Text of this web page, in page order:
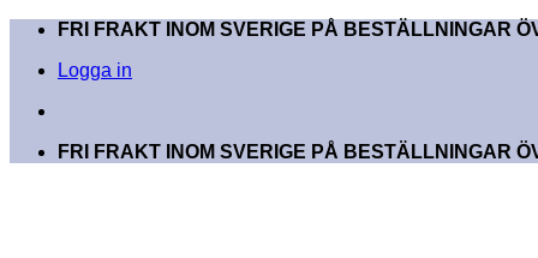
Skip
content
FRI FRAKT INOM SVERIGE PÅ BESTÄLLNINGAR
Logga in
FRI FRAKT INOM SVERIGE PÅ BESTÄLLNINGAR